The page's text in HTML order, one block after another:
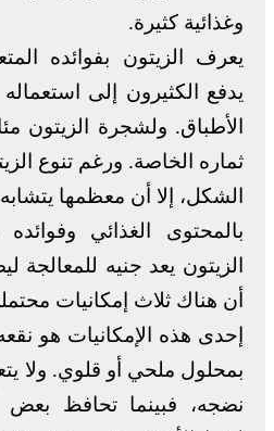
وغذائية كثيرة.
يعرف الزيتون بفوائده
يدفع الكثيرون إلى
الأطباق. ولشجرة الزيتون
ثماره الخاصة. ورغم تنوع
الشكل، إلا أن معظمها
بالمحتوى الغذائي
الزيتون يعد جنيه للمعالجة
أن هناك ثلاث إمكانيات
إحدى هذه الإمكانيات هو
بمحلول ملحي أو قلوي. ولا
نضجه، فبينما تحافظ